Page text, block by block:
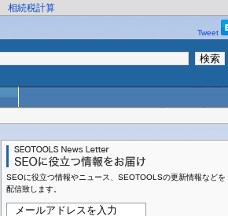
相続税計算
Tweet
SEOに役立つ情報やニュース、SEOTOOLSの更新情報などを
配信致します。